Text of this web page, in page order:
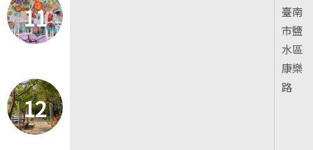
11
12
臺南
市鹽
水區
康樂
路